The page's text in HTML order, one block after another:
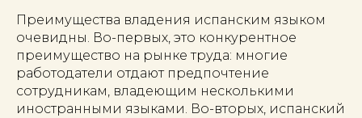
Преимущества владения испанским языком
очевидны. Во-первых, это конкурентное
преимущество на рынке труда: многие
работодатели отдают предпочтение
сотрудникам, владеющим несколькими
иностранными языками. Во-вторых, испанский